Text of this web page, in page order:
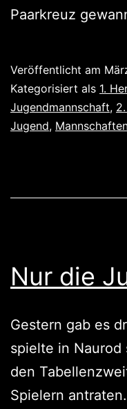
Paarkreuz
Veröffentlicht am
Kategorisiert als 1.
Jugendmannschaft,
Jugend,
Nur die
Gestern gab es
spielte in
den
Spielern